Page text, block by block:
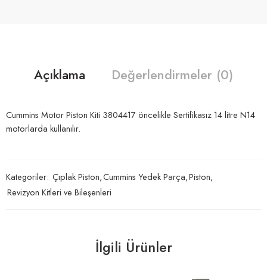
Açıklama Değerlendirmeler (0)
Cummins Motor Piston Kiti 3804417 öncelikle Sertifikasız 14 litre N14
motorlarda kullanılır.
Kategoriler: Çıplak Piston,Cummins Yedek Parça,Piston,
Revizyon Kitleri ve Bileşenleri
İlgili Ürünler